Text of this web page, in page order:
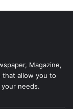
Magazine,
that allow you to
needs.